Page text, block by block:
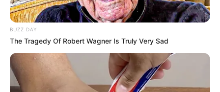
Especialistas Classificam Aposentadoria de Agentes de Saúde
como Inconstitucional.
Análises técnicas questionam projeto aprovado no Senado
enquanto categoria defende legitimidade da conquista, informou
Portal O Globo.
Veja a opinião de juristas favoráveis à Aposentadoria Especial, mais
BUZZ DAY
The Tragedy Of Robert Wagner Is Truly Very Sad